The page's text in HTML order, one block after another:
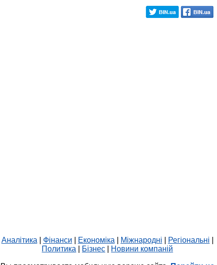
Аналітика Фінанси Економіка Міжнародні Регіональні
Политика
Бізнес Новини компаній